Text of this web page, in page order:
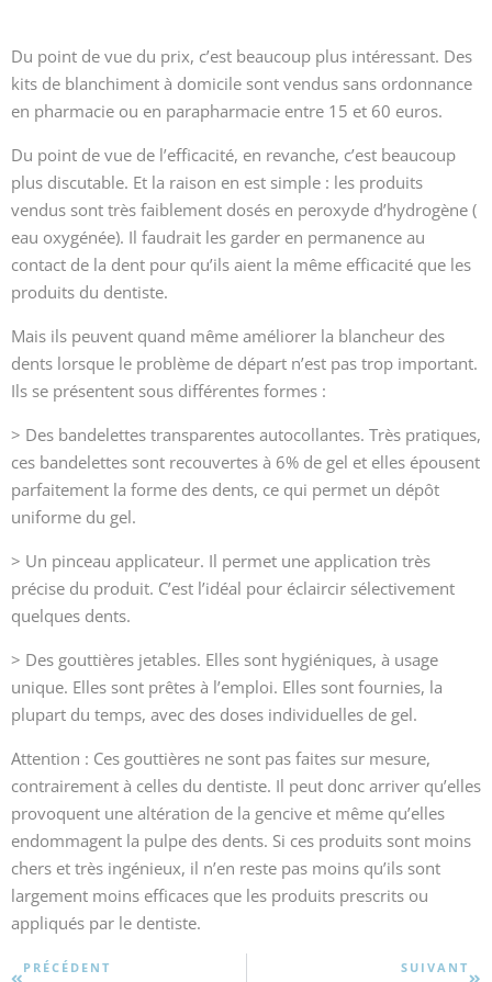
Du point de vue du prix, c’est beaucoup plus intéressant. Des
kits de blanchiment à domicile sont vendus sans ordonnance
en pharmacie ou en parapharmacie entre 15 et 60 euros.
Du point de vue de l’efficacité, en revanche, c’est beaucoup
plus discutable. Et la raison en est simple : les produits
vendus sont très faiblement dosés en peroxyde d’hydrogène (
eau oxygénée). Il faudrait les garder en permanence au
contact de la dent pour qu’ils aient la même efficacité que les
produits du dentiste.
Mais ils peuvent quand même améliorer la blancheur des
dents lorsque le problème de départ n’est pas trop important.
Ils se présentent sous différentes formes :
> Des bandelettes transparentes autocollantes. Très pratiques,
ces bandelettes sont recouvertes à 6% de gel et elles épousent
parfaitement la forme des dents, ce qui permet un dépôt
uniforme du gel.
> Un pinceau applicateur. Il permet une application très
précise du produit. C’est l’idéal pour éclaircir sélectivement
quelques dents.
> Des gouttières jetables. Elles sont hygiéniques, à usage
unique. Elles sont prêtes à l’emploi. Elles sont fournies, la
plupart du temps, avec des doses individuelles de gel.
Attention : Ces gouttières ne sont pas faites sur mesure,
contrairement à celles du dentiste. Il peut donc arriver qu’elles
provoquent une altération de la gencive et même qu’elles
endommagent la pulpe des dents. Si ces produits sont moins
chers et très ingénieux, il n’en reste pas moins qu’ils sont
largement moins efficaces que les produits prescrits ou
appliqués par le dentiste.
PRÉCÉDENT SUIVANT